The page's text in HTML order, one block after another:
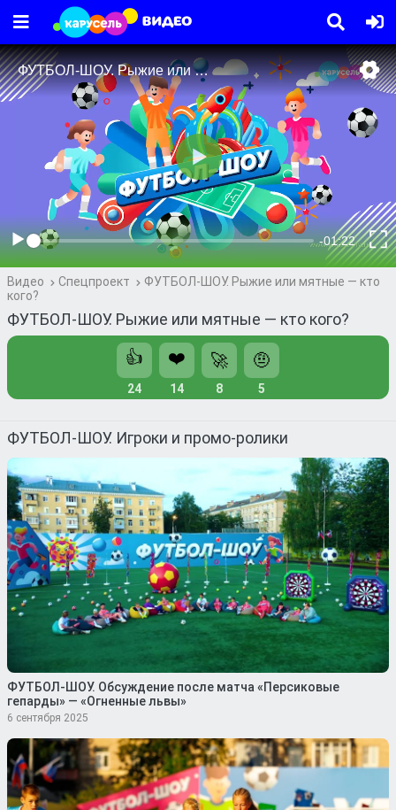
Видео Спецпроект
ФУТБОЛ-ШОУ. Рыжие или мятные — кто
кого?
ФУТБОЛ-ШОУ. Рыжие или мятные — кто кого?
👍
24
❤️
14
🚀
8
🤨
5
ФУТБОЛ-ШОУ. Игроки и промо-ролики
ФУТБОЛ-ШОУ. Обсуждение после матча «Персиковые
гепарды» — «Огненные львы»
6 сентября 2025